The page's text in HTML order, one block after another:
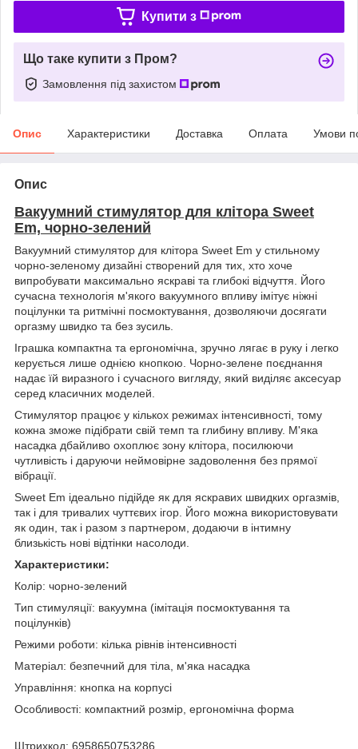
Купити з
Що таке купити з Пром?
Замовлення під захистом
Опис Характеристики Доставка Оплата Умови
Опис
Вакуумний стимулятор для клітора Sweet
Em, чорно-зелений
Вакуумний стимулятор для клітора Sweet Em у стильному
чорно-зеленому дизайні створений для тих, хто хоче
випробувати максимально яскраві та глибокі відчуття. Його
сучасна технологія м'якого вакуумного впливу імітує ніжні
поцілунки та ритмічні посмоктування, дозволяючи досягати
оргазму швидко та без зусиль.
Іграшка компактна та ергономічна, зручно лягає в руку і легко
керується лише однією кнопкою. Чорно-зелене поєднання
надає їй виразного і сучасного вигляду, який виділяє аксесуар
серед класичних моделей.
Стимулятор працює у кількох режимах інтенсивності, тому
кожна зможе підібрати свій темп та глибину впливу. М'яка
насадка дбайливо охоплює зону клітора, посилюючи
чутливість і даруючи неймовірне задоволення без прямої
вібрації.
Sweet Em ідеально підійде як для яскравих швидких оргазмів,
так і для тривалих чуттєвих ігор. Його можна використовувати
як один, так і разом з партнером, додаючи в інтимну
близькість нові відтінки насолоди.
Характеристики:
Колір: чорно-зелений
Тип стимуляції: вакуумна (імітація посмоктування та
поцілунків)
Режими роботи: кілька рівнів інтенсивності
Матеріал: безпечний для тіла, м'яка насадка
Управління: кнопка на корпусі
Особливості: компактний розмір, ергономічна форма
Штрихкод: 6958650753286